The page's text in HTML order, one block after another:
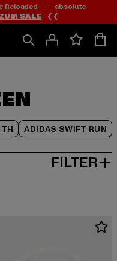
Reloaded — absolute
ZUM SALE ❮❮
ADIDAS SWIFT RUN
FILTER